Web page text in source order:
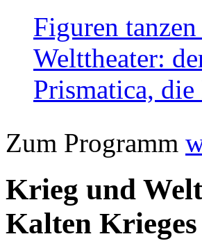
Figuren
Welttheater:
Prismatica,
Zum Programm
Krieg und
Kalten Krieges